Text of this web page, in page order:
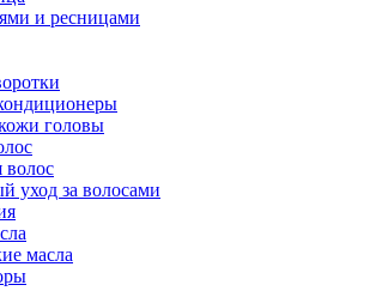
и ресницами
головы
волос
уход за волосами
масла